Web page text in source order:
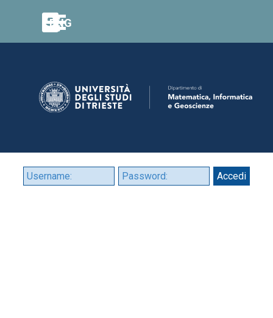
Salta menù
ENG